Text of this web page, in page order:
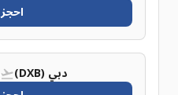
دبي (DXB)